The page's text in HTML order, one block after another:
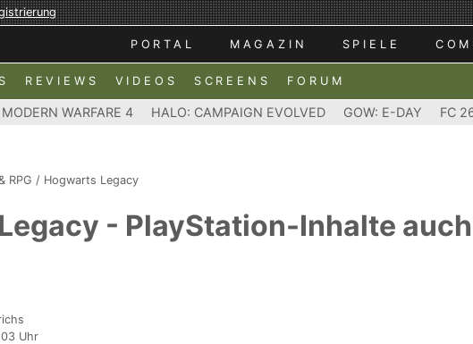
PORTAL MAGAZIN SPIELE
REVIEWS VIDEOS SCREENS FORUM
WARFARE 4 HALO: CAMPAIGN EVOLVED GOW: E-DAY FC
RPG / Hogwarts Legacy
- PlayStation-Inhalte
Uhr